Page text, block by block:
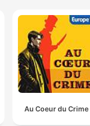
Au Coeur du Crime